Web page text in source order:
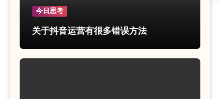
今日思考
关于抖音运营有很多错误方法